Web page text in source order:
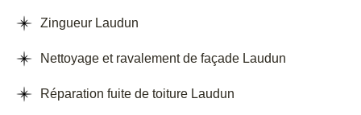
Zingueur Laudun
Nettoyage et ravalement de façade Laudun
Réparation fuite de toiture Laudun